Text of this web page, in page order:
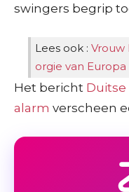
swingers begrip
Lees ook : Vrouw
orgie van Europa
Het bericht Duitse
alarm verscheen